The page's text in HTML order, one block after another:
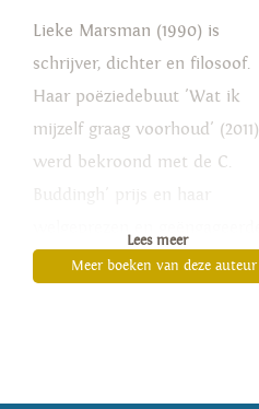
Lieke Marsman (1990) is
schrijver, dichter en filosoof.
Haar poëziedebuut 'Wat ik
mijzelf graag voorhoud' (2011)
werd bekroond met de C.
debuutroman 'Het
Lees meer
Meer boeken van deze auteur